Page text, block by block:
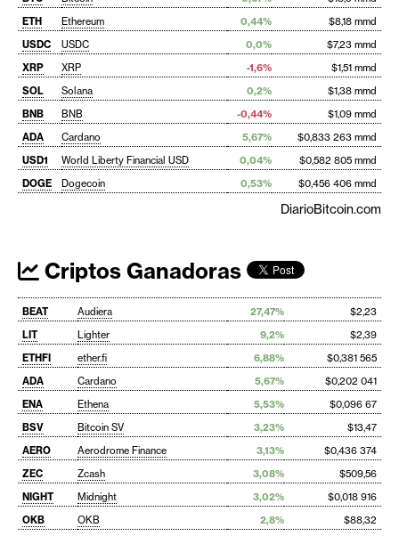
ETH
Ethereum 0,44%
$8,18 mmd
USDC
USDC 0,0%
$7,23 mmd
XRP
XRP -1,6%
$1,51 mmd
SOL
Solana 0,2%
$1,38 mmd
BNB
BNB -0,44%
$1,09 mmd
ADA
Cardano 5,67%
$0,833 263 mmd
USD1
World Liberty Financial USD 0,04%
$0,582 805 mmd
DOGE
Dogecoin 0,53% $0,456 406 mmd
DiarioBitcoin.com
Criptos Ganadoras
BEAT Audiera 27,47%
$2,23
LIT
Lighter 9,2%
$2,39
ETHFI
ether.fi 6,88%
$0,381 565
ADA
Cardano 5,67%
$0,202 041
ENA
Ethena 5,53%
$0,096 67
BSV
Bitcoin SV 3,23%
$13,47
AERO
Aerodrome Finance 3,13%
$0,436 374
ZEC
Zcash 3,08%
$509,56
NIGHT
Midnight 3,02%
$0,018 916
OKB
OKB 2,8% $88,32